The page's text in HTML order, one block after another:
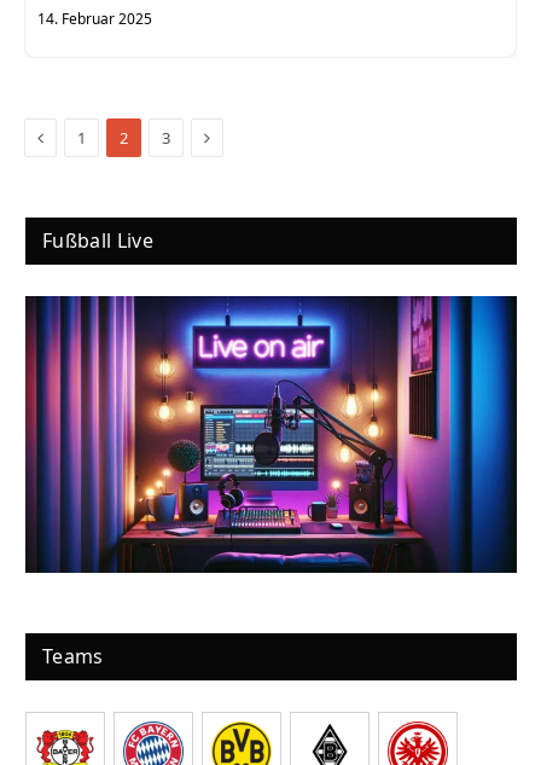
14. Februar 2025
Previous
1 2 3 Next
Fußball Live
Teams